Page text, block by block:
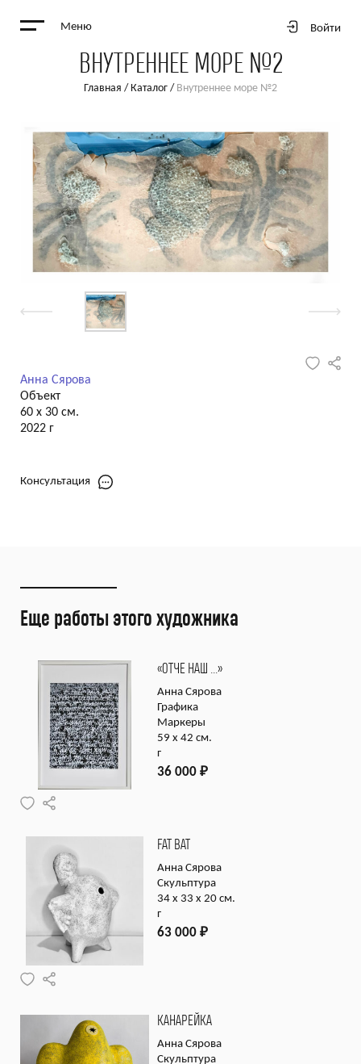
Меню Войти
ВНУТРЕННЕЕ МОРЕ №2
Главная / Каталог / Внутреннее море №2
Анна Сярова
Объект
60 х 30 см.
2022 г
Консультация
Еще работы этого художника
«ОТЧЕ НАШ …»
Анна Сярова
Графика
Маркеры
59 х 42 см.
г
36 000 ₽
FAT BAT
Анна Сярова
Скульптура
34 х 33 х 20 см.
г
63 000 ₽
КАНАРЕЙКА
Анна Сярова
Скульптура